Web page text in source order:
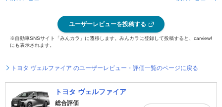
ユーザーレビューを投稿する
※自動車SNSサイト「みんカラ」に遷移します。みんカラに登録して投稿すると、carview!
にも表示されます。
トヨタ ヴェルファイア のユーザーレビュー・評価一覧のページに戻る
トヨタ ヴェルファイア
総合評価